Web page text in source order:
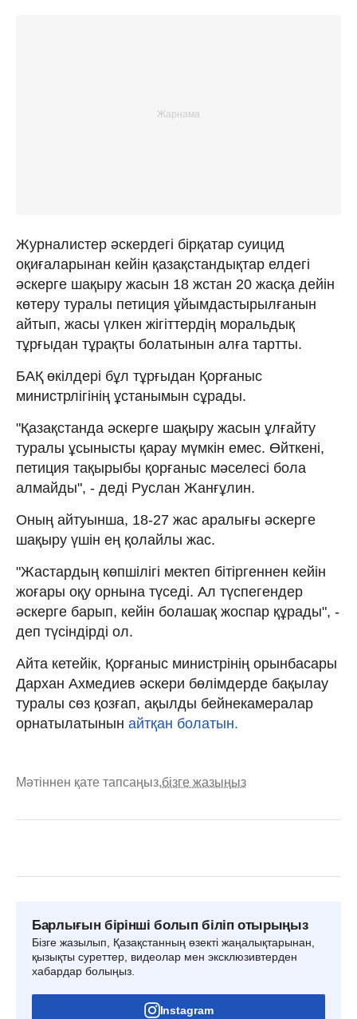
Журналистер әскердегі бірқатар суицид
оқиғаларынан кейін қазақстандықтар елдегі
әскерге шақыру жасын 18 жстан 20 жасқа дейін
көтеру туралы петиция ұйымдастырылғанын
айтып, жасы үлкен жігіттердің моральдық
тұрғыдан тұрақты болатынын алға тартты.
БАҚ өкілдері бұл тұрғыдан Қорғаныс
министрлігінің ұстанымын сұрады.
"Қазақстанда әскерге шақыру жасын ұлғайту
туралы ұсынысты қарау мүмкін емес. Өйткені,
петиция тақырыбы қорғаныс мәселесі бола
алмайды", - деді Руслан Жанғұлин.
Оның айтуынша, 18-27 жас аралығы әскерге
шақыру үшін ең қолайлы жас.
"Жастардың көпшілігі мектеп бітіргеннен кейін
жоғары оқу орнына түседі. Ал түспегендер
әскерге барып, кейін болашақ жоспар құрады", -
деп түсіндірді ол.
Айта кетейік, Қорғаныс министрінің орынбасары
Дархан Ахмедиев әскери бөлімдерде бақылау
туралы сөз қозғап, ақылды бейнекамералар
орнатылатынын айтқан болатын.
Мәтіннен қате тапсаңыз,бізге жазыңыз
Барлығын бірінші болып біліп отырыңыз
Бізге жазылып, Қазақстанның өзекті жаңалықтарынан,
қызықты суреттер, видеолар мен эксклюзивтерден
хабардар болыңыз.
Instagram